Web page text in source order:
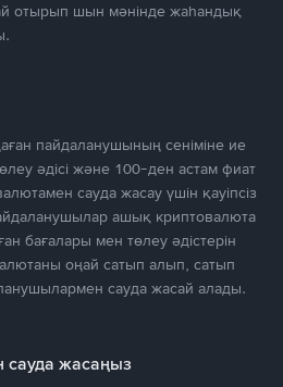
отырып шын мәнінде жаһандық
пайдаланушының сеніміне ие
әдісі және 100-ден астам фиат
сауда жасау үшін қауіпсіз
ашық криптовалюта
бағалары мен төлеу әдістерін
оңай сатып алып, сатып
сауда жасай алады.
сауда жасаңыз